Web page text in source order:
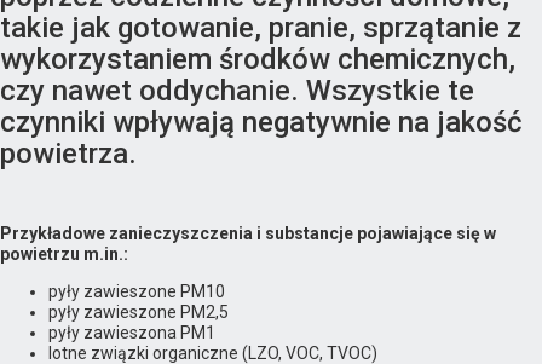
takie jak gotowanie, pranie, sprzątanie z
wykorzystaniem środków chemicznych,
czy nawet oddychanie. Wszystkie te
czynniki wpływają negatywnie na jakość
powietrza.
Przykładowe zanieczyszczenia i substancje pojawiające się w
powietrzu m.in.:
pyły zawieszone PM10
pyły zawieszone PM2,5
pyły zawieszona PM1
lotne związki organiczne (LZO, VOC, TVOC)